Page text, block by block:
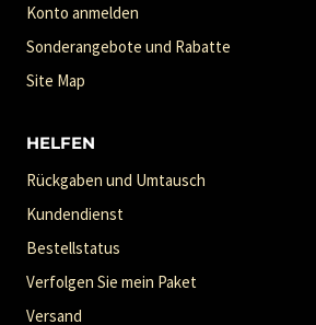
Konto anmelden
Sonderangebote und Rabatte
Site Map
HELFEN
Rückgaben und Umtausch
Kundendienst
Bestellstatus
Verfolgen Sie mein Paket
Versand